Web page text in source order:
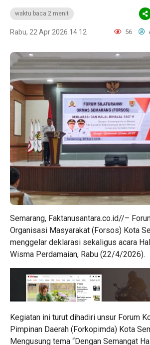
waktu baca 2 menit
Rabu, 22 Apr 2026 14:12 56
Semarang, Faktanusantara.co.id//–
Organisasi Masyarakat (Forsos) Kota
menggelar deklarasi sekaligus acara
Wisma Perdamaian, Rabu (22/4/2026).
Kegiatan ini turut dihadiri unsur Forum
Pimpinan Daerah (Forkopimda) Kota
Mengusung tema “Dengan Semangat